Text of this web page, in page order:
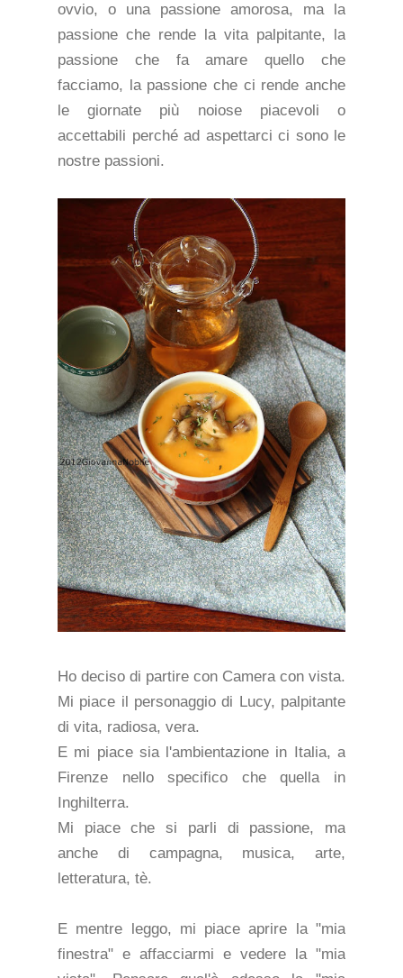
ovvio, o una passione amorosa, ma la
passione che rende la vita palpitante, la
passione che fa amare quello che
facciamo, la passione che ci rende anche
le giornate più noiose piacevoli o
accettabili perché ad aspettarci ci sono le
nostre passioni.
Ho deciso di partire con Camera con vista.
Mi piace il personaggio di Lucy, palpitante
di vita, radiosa, vera.
E mi piace sia l'ambientazione in Italia, a
Firenze nello specifico che quella in
Inghilterra.
Mi piace che si parli di passione, ma
anche di campagna, musica, arte,
letteratura, tè.
E mentre leggo, mi piace aprire la "mia
finestra" e affacciarmi e vedere la "mia